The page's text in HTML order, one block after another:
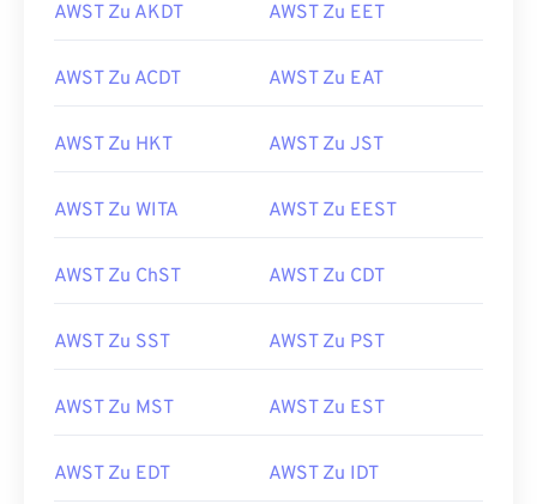
AWST Zu AKDT AWST Zu EET
AWST Zu ACDT AWST Zu EAT
AWST Zu HKT AWST Zu JST
AWST Zu WITA AWST Zu EEST
AWST Zu ChST AWST Zu CDT
AWST Zu SST AWST Zu PST
AWST Zu MST AWST Zu EST
AWST Zu EDT AWST Zu IDT